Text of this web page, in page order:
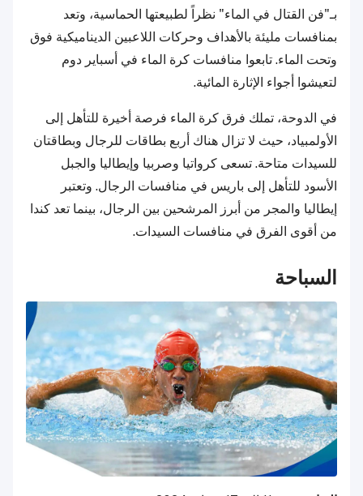
بـ"فن القتال في الماء" نظراً لطبيعتها الحماسية، وتعد
بمنافسات مليئة بالأهداف وحركات اللاعبين الديناميكية فوق
وتحت الماء. تابعوا منافسات كرة الماء في أسباير دوم
لتعيشوا أجواء الإثارة المائية.
في الدوحة، تملك فرق كرة الماء فرصة أخيرة للتأهل إلى
الأولمبياد، حيث لا تزال هناك أربع بطاقات للرجال وبطاقتان
للسيدات متاحة. تسعى كرواتيا وصربيا وإيطاليا والجبل
الأسود للتأهل إلى باريس في منافسات الرجال. وتعتبر
إيطاليا والمجر من أبرز المرشحين بين الرجال، بينما تعد كندا
من أقوى الفرق في منافسات السيدات.
السباحة